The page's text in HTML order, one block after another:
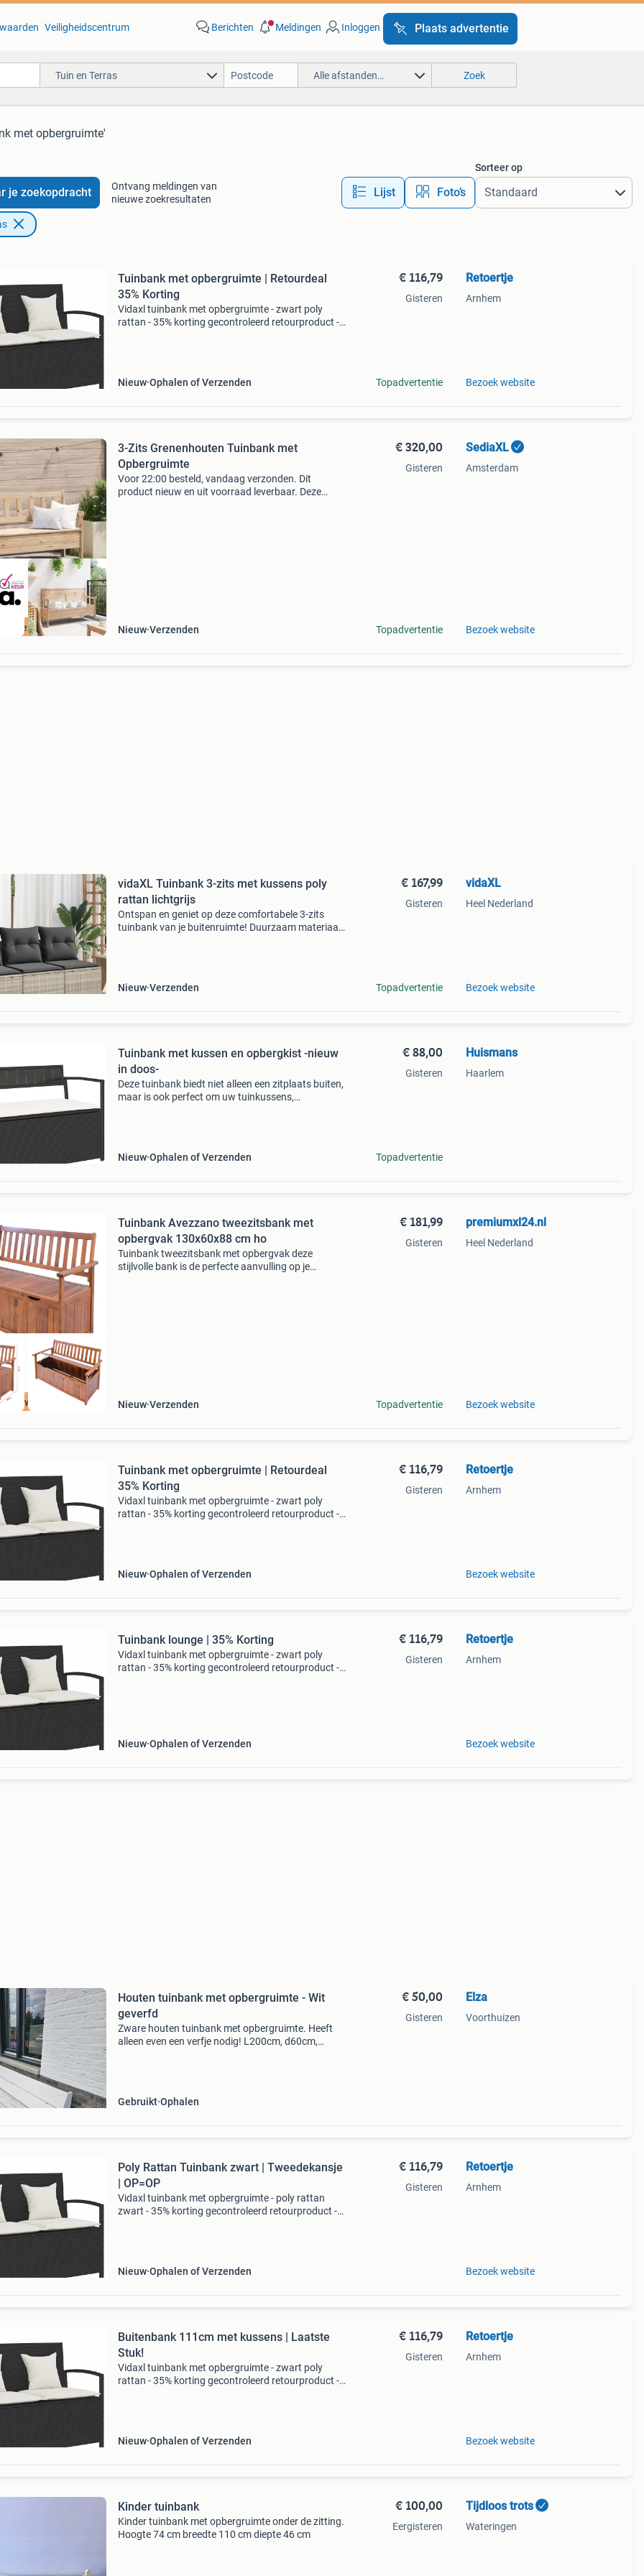
Veiligheidscentrum Berichten Meldingen Inloggen Plaats advertentie
Tuin en Terras Alle afstanden… Zoek
met opbergruimte'
je zoekopdracht
Ontvang meldingen van
nieuwe zoekresultaten
Lijst Foto’s
Sorteer op
Tuinbank met opbergruimte | Retourdeal
35% Korting
Vidaxl tuinbank met opbergruimte - zwart poly
rattan - 35% korting gecontroleerd retourproduct -
Nieuw Ophalen of Verzenden
€ 116,79
Gisteren
Topadvertentie
Retoertje
Arnhem
Bezoek website
met 9+
3-Zits Grenenhouten Tuinbank met
Opbergruimte
Voor 22:00 besteld, vandaag verzonden. Dit
product nieuw en uit voorraad leverbaar. Deze
Nieuw Verzenden
€ 320,00
Gisteren
Topadvertentie
SediaXL
Amsterdam
Bezoek website
vidaXL Tuinbank 3-zits met kussens poly
rattan lichtgrijs
Ontspan en geniet op deze comfortabele 3-zits
tuinbank van je buitenruimte! Duurzaam materiaal:
Nieuw Verzenden
€ 167,99
Gisteren
Topadvertentie
vidaXL
Heel Nederland
Bezoek website
Tuinbank met kussen en opbergkist -nieuw
in doos-
Deze tuinbank biedt niet alleen een zitplaats buiten,
maar is ook perfect om uw tuinkussens,
Nieuw Ophalen of Verzenden
€ 88,00
Gisteren
Topadvertentie
Huismans
Haarlem
kwaliteit
Tuinbank Avezzano tweezitsbank met
opbergvak 130x60x88 cm ho
Tuinbank tweezitsbank met opbergvak deze
stijlvolle bank is de perfecte aanvulling op je
Nieuw Verzenden
€ 181,99
Gisteren
Topadvertentie
premiumxl24.nl
Heel Nederland
Bezoek website
Tuinbank met opbergruimte | Retourdeal
35% Korting
Vidaxl tuinbank met opbergruimte - zwart poly
rattan - 35% korting gecontroleerd retourproduct -
Nieuw Ophalen of Verzenden
€ 116,79
Gisteren
Retoertje
Arnhem
Bezoek website
Tuinbank lounge | 35% Korting
Vidaxl tuinbank met opbergruimte - zwart poly
rattan - 35% korting gecontroleerd retourproduct -
Nieuw Ophalen of Verzenden
€ 116,79
Gisteren
Retoertje
Arnhem
Bezoek website
Houten tuinbank met opbergruimte - Wit
geverfd
Zware houten tuinbank met opbergruimte. Heeft
alleen even een verfje nodig! L200cm, d60cm,
Gebruikt Ophalen
€ 50,00
Gisteren
Elza
Voorthuizen
Poly Rattan Tuinbank zwart | Tweedekansje
| OP=OP
Vidaxl tuinbank met opbergruimte - poly rattan
zwart - 35% korting gecontroleerd retourproduct -
Nieuw Ophalen of Verzenden
€ 116,79
Gisteren
Retoertje
Arnhem
Bezoek website
Buitenbank 111cm met kussens | Laatste
Stuk!
Vidaxl tuinbank met opbergruimte - zwart poly
rattan - 35% korting gecontroleerd retourproduct -
Nieuw Ophalen of Verzenden
€ 116,79
Gisteren
Retoertje
Arnhem
Bezoek website
Kinder tuinbank
Kinder tuinbank met opbergruimte onder de zitting.
Hoogte 74 cm breedte 110 cm diepte 46 cm
€ 100,00
Eergisteren
Tijdloos trots
Wateringen